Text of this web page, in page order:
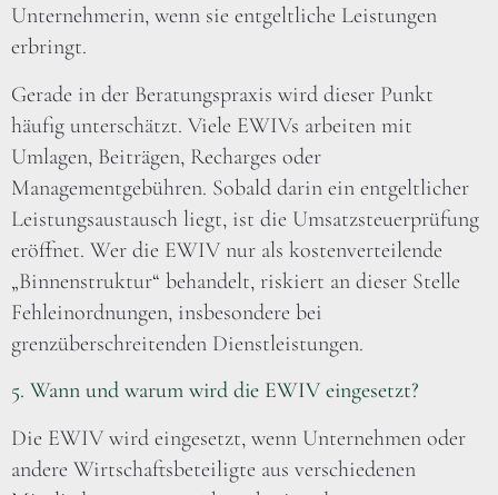
Unternehmerin, wenn sie entgeltliche Leistungen
erbringt.
Gerade in der Beratungspraxis wird dieser Punkt
häufig unterschätzt. Viele EWIVs arbeiten mit
Umlagen, Beiträgen, Recharges oder
Managementgebühren. Sobald darin ein entgeltlicher
Leistungsaustausch liegt, ist die Umsatzsteuerprüfung
eröffnet. Wer die EWIV nur als kostenverteilende
„Binnenstruktur“ behandelt, riskiert an dieser Stelle
Fehleinordnungen, insbesondere bei
grenzüberschreitenden Dienstleistungen.
5. Wann und warum wird die EWIV eingesetzt?
Die EWIV wird eingesetzt, wenn Unternehmen oder
andere Wirtschaftsbeteiligte aus verschiedenen